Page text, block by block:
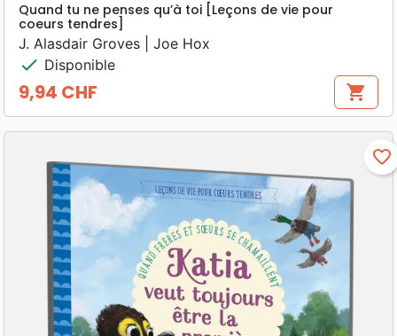
Quand tu ne penses qu’à toi [Leçons de vie pour
coeurs tendres]
J. Alasdair Groves | Joe Hox
check Disponible
Prix
9,94 CHF shopping_cart
favorite_border